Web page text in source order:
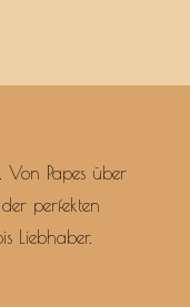
Von Papes über
perfekten
Liebhaber.